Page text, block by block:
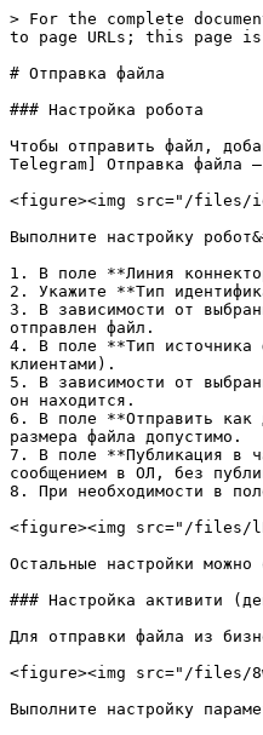
> For the complete
to page URLs; this page
# Отправка файла
### Настройка робота
Чтобы отправить файл,
Telegram] Отправка файла
<figure><img src="/files/
Выполните настройку
1. В поле **Линия
2. Укажите **Тип
3. В зависимости от
отправлен файл.
4. В поле **Тип источника
клиентами).
5. В зависимости от
он находится.
6. В поле **Отправить как
размера файла допустимо.
7. В поле **Публикация в
сообщением в ОЛ, без
8. При необходимости в
<figure><img src="/files/
Остальные настройки
### Настройка активити
Для отправки файла из
<figure><img src="/files/
Выполните настройку